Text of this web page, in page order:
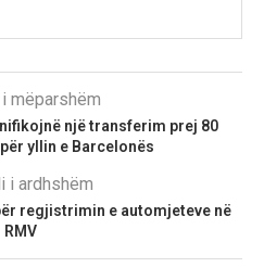
mëparshëm
një transferim prej 80
yllin e Barcelonës
i ardhshëm
regjistrimin e automjeteve në
RMV